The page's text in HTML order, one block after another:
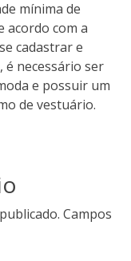
mínima de
acordo com a
cadastrar e
é necessário ser
e possuir um
de vestuário.
Campos